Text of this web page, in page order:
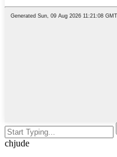
chjude